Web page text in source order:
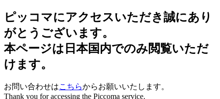
ピッコマにアクセスいただき誠にあり
がとうございます。
本ページは日本国内でのみ閲覧いただ
けます。
お問い合わせはこちらからお願いいたします。
Thank you for accessing the Piccoma service.